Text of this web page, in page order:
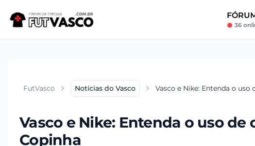
36
FutVasco Notícias do Vasco Vasco e Nike: Entenda o
Vasco e Nike: Entenda o uso
Copinha